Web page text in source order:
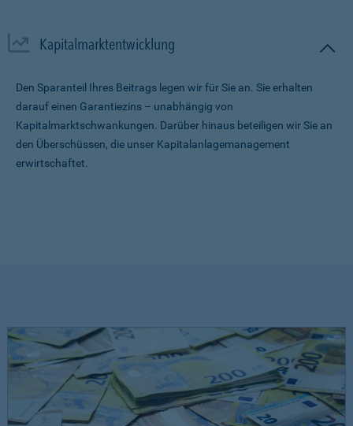
Kapitalmarktentwicklung
Den Sparanteil Ihres Beitrags legen wir für Sie an. Sie erhalten
darauf einen Garantiezins – unabhängig von
Kapitalmarktschwankungen. Darüber hinaus beteiligen wir Sie an
den Überschüssen, die unser Kapitalanlagemanagement
erwirtschaftet.